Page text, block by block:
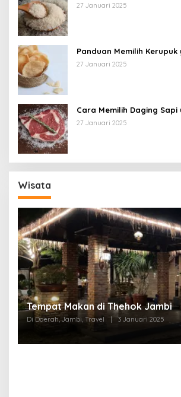
27 Januari 2025
Panduan Memilih
27 Januari 2025
Cara Memilih Daging Sapi
27 Januari 2025
Wisata
Tempat Makan di Thehok Jambi
Di Daerah, Jambi, Travel 3 Januari 2025